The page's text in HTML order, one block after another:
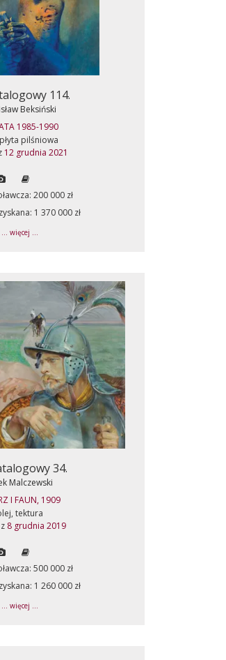
114.
Beksiński
1985-1990
pilśniowa
12 grudnia 2021
200 000 zł
1 370 000 zł
... więcej ...
34.
Malczewski
I FAUN, 1909
tektura
8 grudnia 2019
500 000 zł
1 260 000 zł
... więcej ...